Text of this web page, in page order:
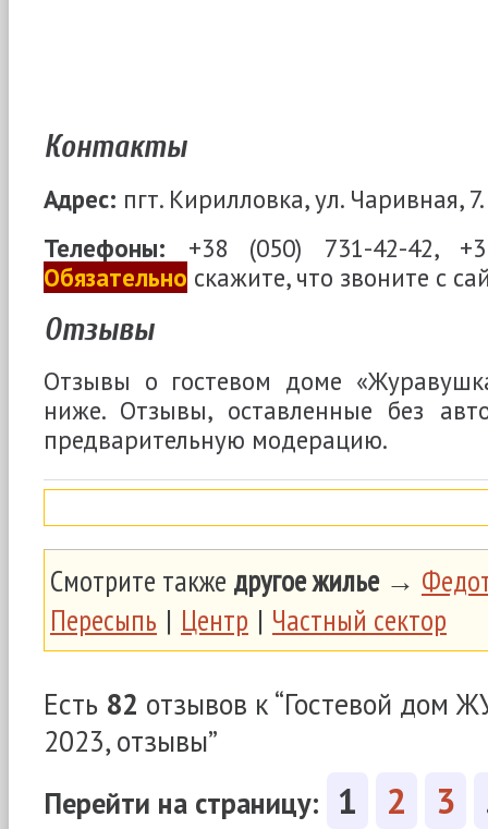
Контакты
Адрес: пгт. Кирилловка, ул. Чаривная, 7.
Телефоны: +38 (050) 731-42-42,
Обязательно скажите, что звоните с
Отзывы
Отзывы о гостевом доме
ниже. Отзывы, оставленные без
предварительную модерацию.
Смотрите также другое жилье→
Пересыпь | Центр | Частный сектор
Есть 82 отзывов к “Гостевой дом
2023, отзывы”
Перейти на страницу: 1 2 3